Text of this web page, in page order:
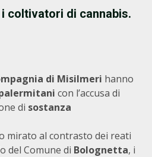
coltivatori di cannabis.
di Misilmeri hanno
con l’accusa di
di sostanza
mirato al contrasto dei reati
del Comune di Bolognetta, i